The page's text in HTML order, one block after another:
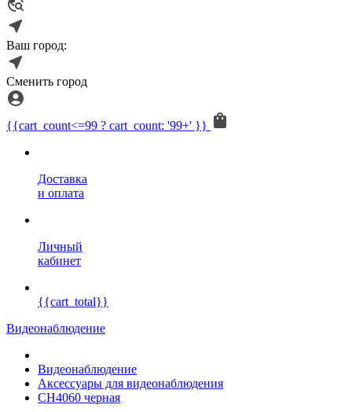
Ваш город:
Сменить город
{{cart_count<=99 ? cart_count: '99+' }}
Доставка
и оплата
Личный
кабинет
{{cart_total}}
Видеонаблюдение
Видеонаблюдение
Аксессуары для видеонаблюдения
CH4060 черная